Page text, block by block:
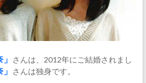
さんは、2012年にご結婚されまし
さんは独身です。